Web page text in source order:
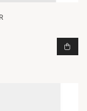
GREEN